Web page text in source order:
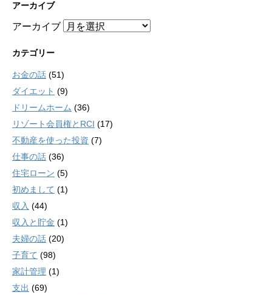
アーカイブ
アーカイブ
カテゴリー
お金の話 (51)
ダイエット (9)
ドリームホーム (36)
リゾート会員権とRCI (17)
不動産を使った投資 (7)
仕事の話 (36)
住宅ローン (5)
初めまして (1)
収入 (44)
収入と貯金 (1)
夫婦の話 (20)
子育て (98)
家計管理 (1)
支出 (69)